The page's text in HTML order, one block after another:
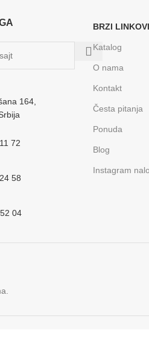
164,
72
58
04
BRZI LINKOVI
Katalog
O nama
Kontakt
Česta pitanja
Ponuda
Blog
Instagram